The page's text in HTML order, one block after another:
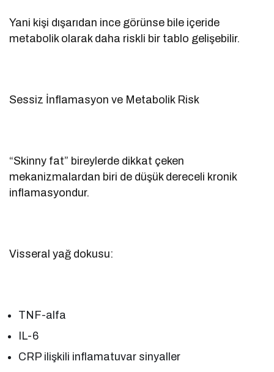
Yani kişi dışarıdan ince görünse bile içeride
metabolik olarak daha riskli bir tablo gelişebilir.
Sessiz İnflamasyon ve Metabolik Risk
“Skinny fat” bireylerde dikkat çeken
mekanizmalardan biri de düşük dereceli kronik
inflamasyondur.
Visseral yağ dokusu:
TNF-alfa
IL-6
CRP ilişkili inflamatuvar sinyaller